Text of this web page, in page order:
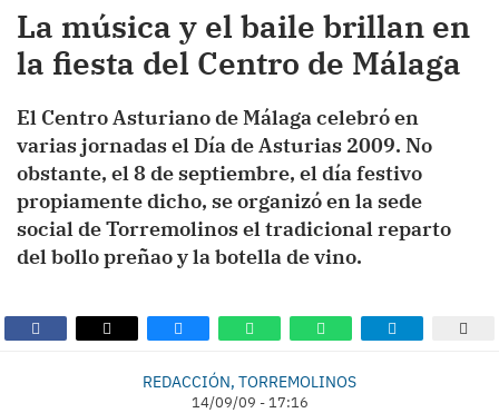
La música y el baile brillan en
la fiesta del Centro de Málaga
El Centro Asturiano de Málaga celebró en
varias jornadas el Día de Asturias 2009. No
obstante, el 8 de septiembre, el día festivo
propiamente dicho, se organizó en la sede
social de Torremolinos el tradicional reparto
del bollo preñao y la botella de vino.
REDACCIÓN, TORREMOLINOS
14/09/09 - 17:16